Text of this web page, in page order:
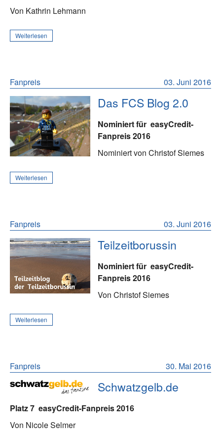
Von Kathrin Lehmann
Weiterlesen
03. Juni 2016
Fanpreis
Das FCS Blog 2.0
Nominiert für easyCredit-
Fanpreis 2016
Nominiert von Christof Siemes
Weiterlesen
03. Juni 2016
Fanpreis
Teilzeitborussin
Nominiert für easyCredit-
Fanpreis 2016
Von Christof Siemes
Weiterlesen
30. Mai 2016
Fanpreis
Schwatzgelb.de
Platz 7 easyCredit-Fanpreis 2016
Von Nicole Selmer